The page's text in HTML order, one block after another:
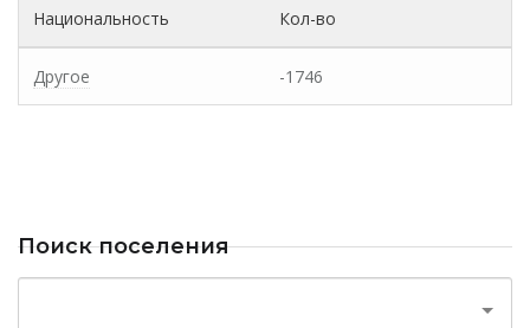
Национальность Кол-во
Другое -1746
Поиск поселения